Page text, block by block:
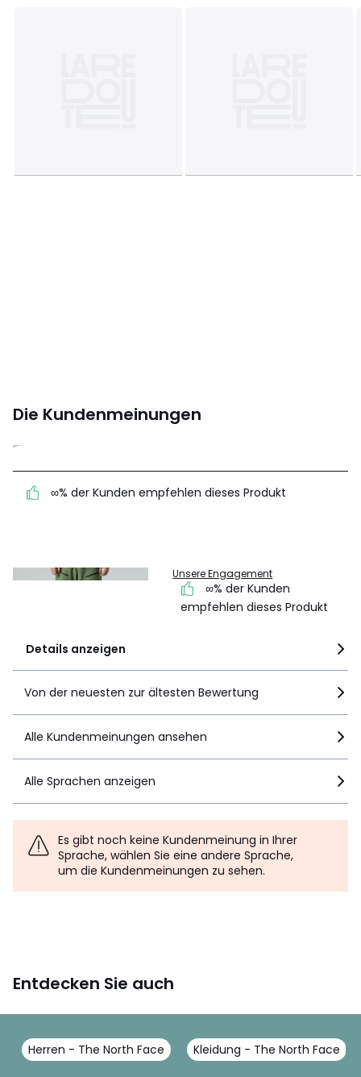
Die Kundenmeinungen
4,7
(63)
Durchnschnitt in
Unsere Engagement
∞% der Kunden
empfehlen dieses Produkt
Details anzeigen
∞% der Kunden empfehlen dieses Produkt
Von der neuesten zur ältesten Bewertung
Alle Kundenmeinungen ansehen
Alle Sprachen anzeigen
Es gibt noch keine Kundenmeinung in Ihrer
Sprache, wählen Sie eine andere Sprache,
um die Kundenmeinungen zu sehen.
Entdecken Sie auch
Herren - The North Face Kleidung - The North Face